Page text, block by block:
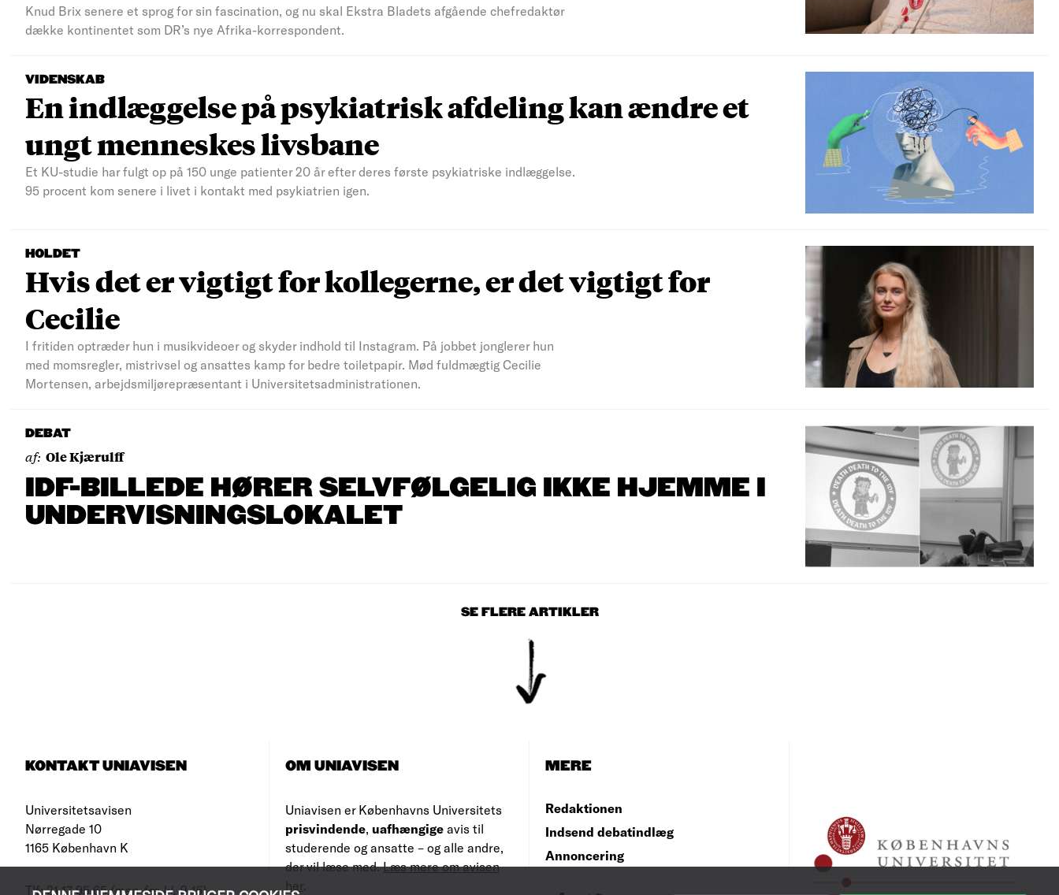
Knud Brix senere et sprog for sin fascination, og nu skal Ekstra Bladets afgående chefredaktør
dække kontinentet som DR’s nye Afrika-korrespondent.
VIDENSKAB
En indlæggelse på psykiatrisk afdeling kan ændre et
ungt menneskes livsbane
Et KU-studie har fulgt op på 150 unge patienter 20 år efter deres første psykiatriske indlæggelse.
95 procent kom senere i livet i kontakt med psykiatrien igen.
HOLDET
Hvis det er vigtigt for kollegerne, er det vigtigt for
Cecilie
I fritiden optræder hun i musikvideoer og skyder indhold til Instagram. På jobbet jonglerer hun
med momsregler, mistrivsel og ansattes kamp for bedre toiletpapir. Mød fuldmægtig Cecilie
Mortensen, arbejdsmiljørepræsentant i Universitetsadministrationen.
DEBAT
af: Ole Kjærulff
IDF-BILLEDE HØRER SELVFØLGELIG IKKE HJEMME I
UNDERVISNINGSLOKALET
SE FLERE ARTIKLER
KONTAKT UNIAVISEN
Universitetsavisen
Nørregade 10
1165 København K
Tlf: 21 17 95 65(man-fre kl. 9-15)
OM UNIAVISEN
Uniavisen er Københavns Universitets
prisvindende, uafhængige avis til
studerende og ansatte – og alle andre,
der vil læse med.Læs mere om avisen
her
MERE
Redaktionen
Indsend debatindlæg
Annoncering